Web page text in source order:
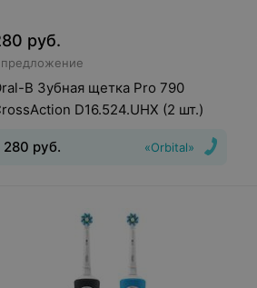
руб.
предложение
B Зубная щетка Pro 790
D16.524.UHX (2 шт.)
«Orbital»
280 руб.
Вращательные и пульсирующие